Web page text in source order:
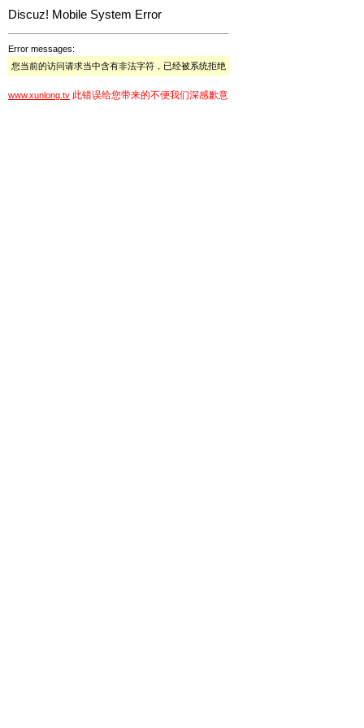
Discuz! Mobile System Error
Error messages:
您当前的访问请求当中含有非法字符，已经被系统拒绝
www.xunlong.tv 此错误给您带来的不便我们深感歉意